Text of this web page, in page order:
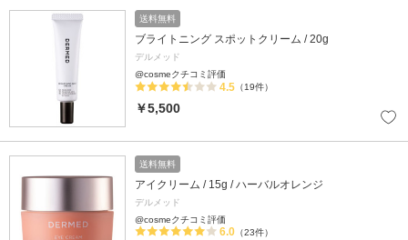
送料無料
ブライトニング スポットクリーム / 20g
デルメッド
@cosmeクチコミ評価
4.5 （19件）
￥5,500
送料無料
アイクリーム / 15g / ハーバルオレンジ
デルメッド
@cosmeクチコミ評価
6.0 （23件）